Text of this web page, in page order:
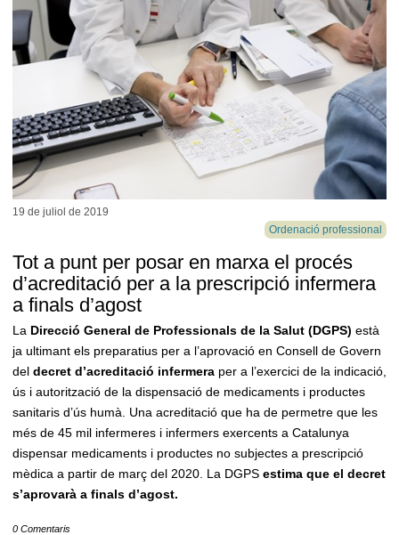
19 de juliol de 2019
Ordenació professional
Tot a punt per posar en marxa el procés
d’acreditació per a la prescripció infermera
a finals d’agost
La Direcció General de Professionals de la Salut (DGPS) està
ja ultimant els preparatius per a l’aprovació en Consell de Govern
del decret d’acreditació infermera per a l’exercici de la indicació,
ús i autorització de la dispensació de medicaments i productes
sanitaris d’ús humà. Una acreditació que ha de permetre que les
més de 45 mil infermeres i infermers exercents a Catalunya
dispensar medicaments i productes no subjectes a prescripció
mèdica a partir de març del 2020. La DGPS estima que el decret
s’aprovarà a finals d’agost.
0 Comentaris